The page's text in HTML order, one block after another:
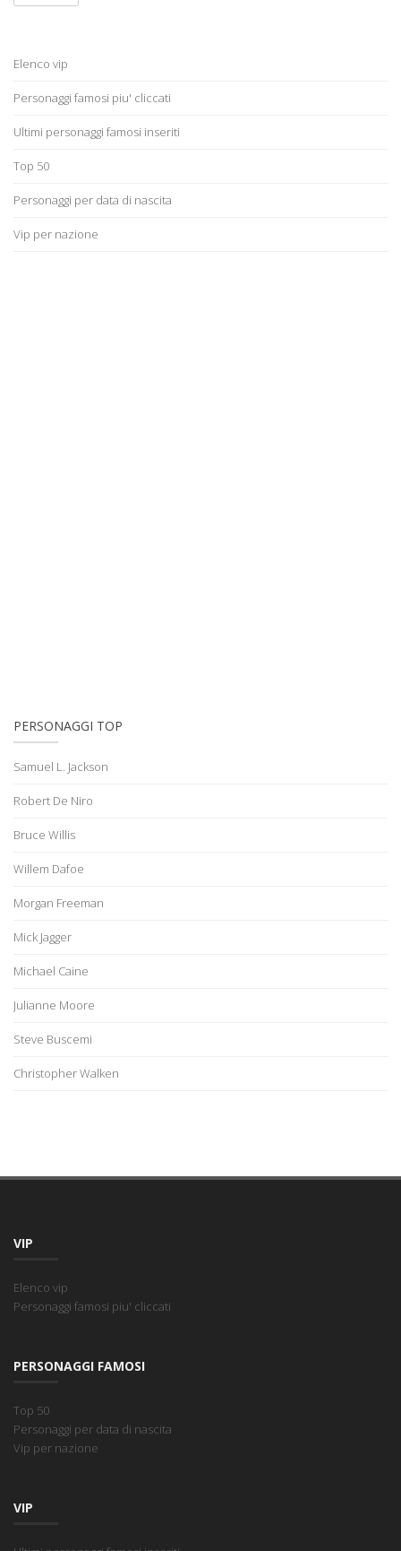
Elenco vip
Personaggi famosi piu' cliccati
Ultimi personaggi famosi inseriti
Top 50
Personaggi per data di nascita
Vip per nazione
PERSONAGGI TOP
Samuel L. Jackson
Robert De Niro
Bruce Willis
Willem Dafoe
Morgan Freeman
Mick Jagger
Michael Caine
Julianne Moore
Steve Buscemi
Christopher Walken
VIP
Elenco vip
Personaggi famosi piu' cliccati
PERSONAGGI FAMOSI
Top 50
Personaggi per data di nascita
Vip per nazione
VIP